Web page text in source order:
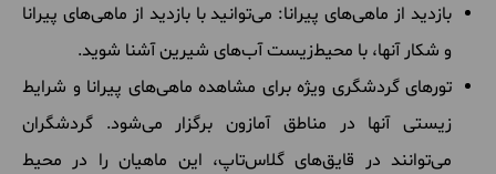
بازدید از ماهی‌های پیرانا: می‌توانید با بازدید از ماهی‌های پیرانا
و شکار آنها، با محیط‌زیست آب‌های شیرین آشنا شوید.
تورهای گردشگری ویژه برای مشاهده ماهی‌های پیرانا و شرایط
زیستی آنها در مناطق آمازون برگزار می‌شود. گردشگران
می‌توانند در قایق‌های گلاس‌تاپ، این ماهیان را در محیط